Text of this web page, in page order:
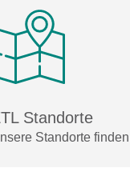
Standorte
Standorte